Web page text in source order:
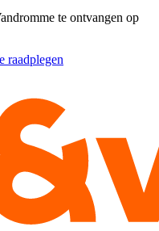
te ontvangen op
raadplegen